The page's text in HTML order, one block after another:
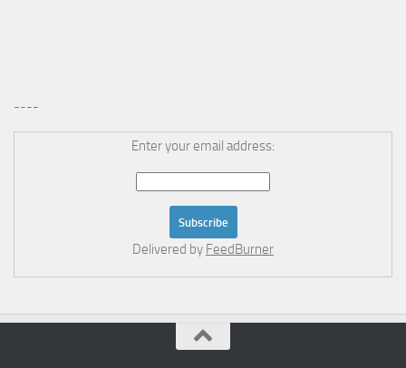
----
Enter your email address:
Delivered by FeedBurner